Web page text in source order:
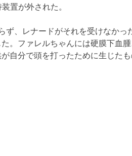
置が外された。
、レナードがそれを受けなかっ
。ファレルちゃんには硬膜下血
自分で頭を打ったために生じたも